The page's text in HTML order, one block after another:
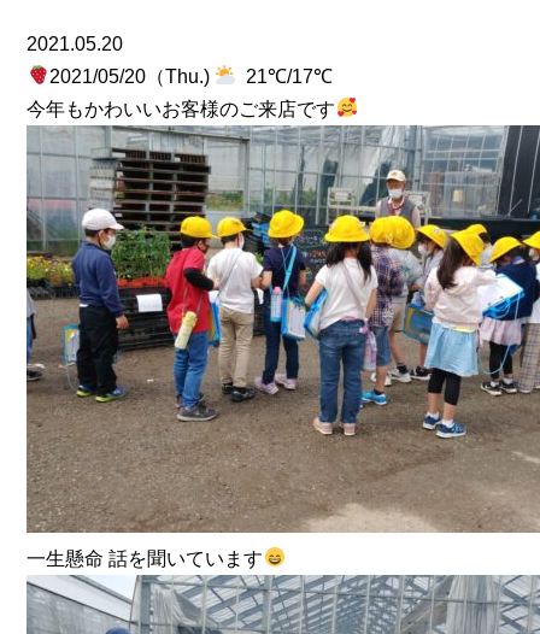
2021.05.20
2021/05/20（Thu.)
21℃/17℃
今年もかわいいお客様のご来店です
一生懸命 話を聞いています